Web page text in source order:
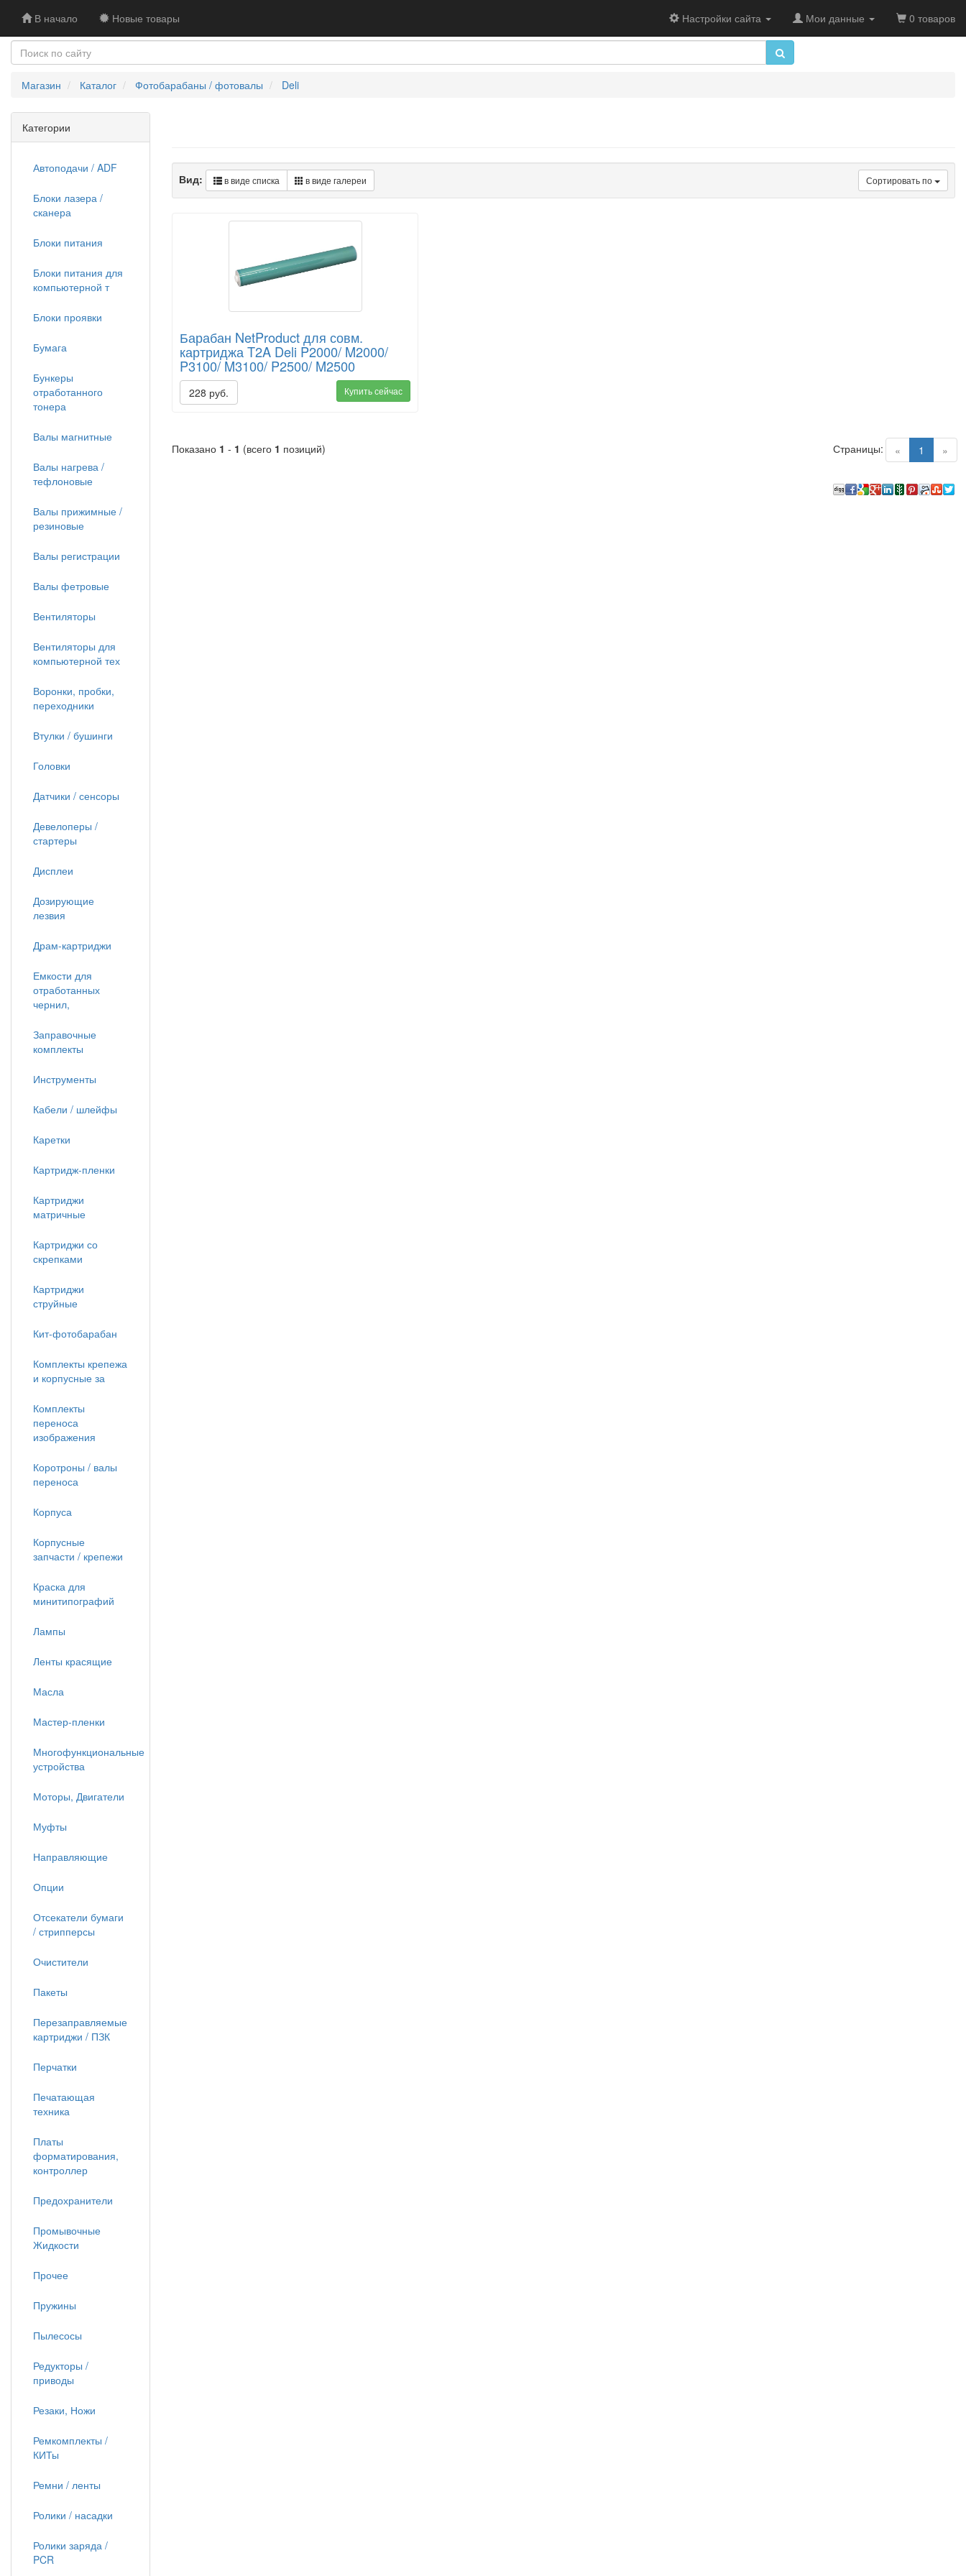
В начало Новые товары Настройки сайта Мои данные 0 товаров
Магазин Каталог Фотобарабаны / фотовалы Deli
Сортировать по
Вид: в виде списка в виде галереи
Барабан NetProduct для совм.
картриджа T2A Deli P2000/ M2000/
P3100/ M3100/ P2500/ M2500
228 руб. Купить сейчас
Показано 1 - 1 (всего 1 позиций) « 1 (current)
»
Страницы:
Категории
Автоподачи / ADF
Блоки лазера /
сканера
Блоки питания
Блоки питания для
компьютерной т
Блоки проявки
Бумага
Бункеры
отработанного
тонера
Валы магнитные
Валы нагрева /
тефлоновые
Валы прижимные /
резиновые
Валы регистрации
Валы фетровые
Вентиляторы
Вентиляторы для
компьютерной тех
Воронки, пробки,
переходники
Втулки / бушинги
Головки
Датчики / сенсоры
Девелоперы /
стартеры
Дисплеи
Дозирующие
лезвия
Драм-картриджи
Емкости для
отработанных
чернил,
Заправочные
комплекты
Инструменты
Кабели / шлейфы
Каретки
Картридж-пленки
Картриджи
матричные
Картриджи со
скрепками
Картриджи
струйные
Кит-фотобарабан
Комплекты крепежа
и корпусные за
Комплекты
переноса
изображения
Коротроны / валы
переноса
Корпуса
Корпусные
запчасти / крепежи
Краска для
минитипографий
Лампы
Ленты красящие
Масла
Мастер-пленки
Многофункциональные
устройства
Моторы, Двигатели
Муфты
Направляющие
Опции
Отсекатели бумаги
/ стрипперсы
Очистители
Пакеты
Перезаправляемые
картриджи / ПЗК
Перчатки
Печатающая
техника
Платы
форматирования,
контроллер
Предохранители
Промывочные
Жидкости
Прочее
Пружины
Пылесосы
Редукторы /
приводы
Резаки, Ножи
Ремкомплекты /
КИТы
Ремни / ленты
Ролики / насадки
Ролики заряда /
PCR